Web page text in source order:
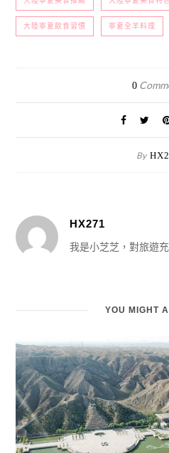
大陸寧夏飲食習慣 寧夏全羊料理
0
By
HX271
我是小芝芝，對旅遊
YOU MIGHT